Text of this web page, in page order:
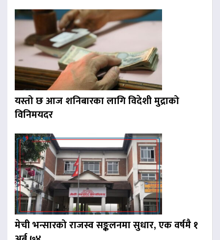
यस्तो छ आज शनिबारका लागि विदेशी मुद्राको
विनिमयदर
मेची भन्सारको राजस्व सङ्कलनमा सुधार, एक वर्षमै १